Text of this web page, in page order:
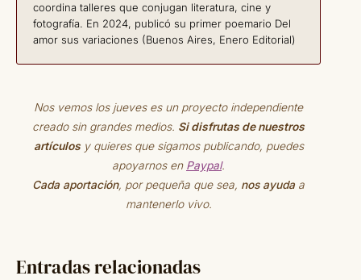
coordina talleres que conjugan literatura, cine y
fotografía. En 2024, publicó su primer poemario Del
amor sus variaciones (Buenos Aires, Enero Editorial)
Nos vemos los jueves es un proyecto independiente
creado sin grandes medios. Si disfrutas de nuestros
artículosy quieres que sigamos publicando, puedes
apoyarnos en Paypal.
Cada aportación, por pequeña que sea, nos ayudaa
mantenerlo vivo.
Entradas relacionadas